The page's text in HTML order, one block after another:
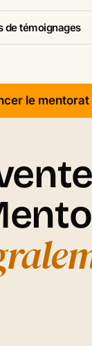
de témoignages
le mentorat